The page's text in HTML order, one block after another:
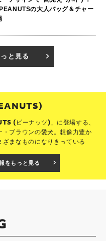
の大人バッグ＆チャー
と見る
(ピーナッツ)」に登場する、
・ブラウンの愛犬。想像力豊か
ざまなものになりきっている
をもっと見る